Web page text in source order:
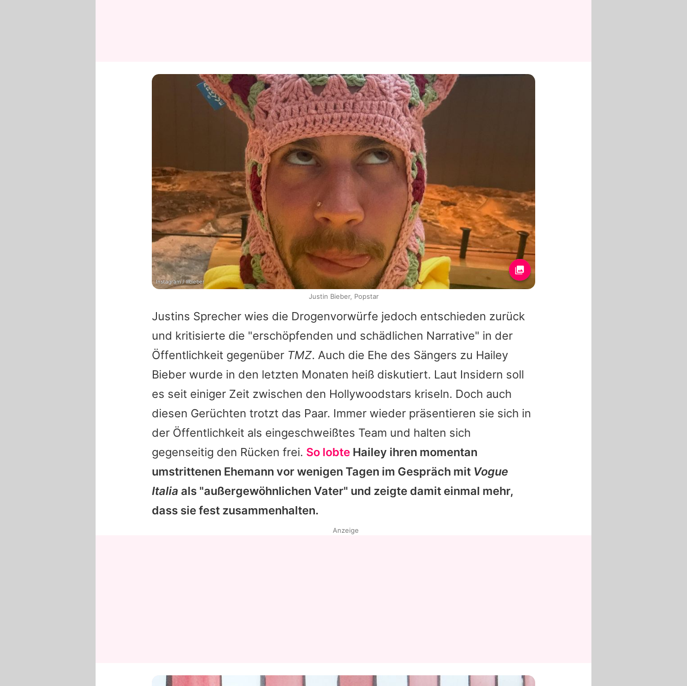
Justins Sprecher wies die Drogenvorwürfe jedoch entschieden zurück
und kritisierte die "erschöpfenden und schädlichen Narrative" in der
Öffentlichkeit gegenüber TMZ. Auch die Ehe des Sängers zu Hailey
Bieber wurde in den letzten Monaten heiß diskutiert. Laut Insidern soll
es seit einiger Zeit zwischen den Hollywoodstars kriseln. Doch auch
diesen Gerüchten trotzt das Paar. Immer wieder präsentieren sie sich in
der Öffentlichkeit als eingeschweißtes Team und halten sich
gegenseitig den Rücken frei. So lobte Hailey ihren momentan
umstrittenen Ehemann vor wenigen Tagen im Gespräch mit Vogue
Italia als "außergewöhnlichen Vater" und zeigte damit einmal mehr,
dass sie fest zusammenhalten.
Instagram / lilbieber
Justin Bieber, Popstar
Anzeige